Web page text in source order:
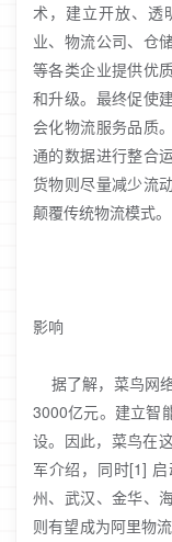
术，建立开放、透
业、物流公司、仓
等各类企业提供优
和升级。最终促使
会化物流服务品质
通的数据进行整合
货物则尽量减少流
颠覆传统物流模式。
影响
据了解，菜鸟网
3000亿元。建立智
设。因此，菜鸟在
军介绍，同时[1]
州、武汉、金华、
则有望成为阿里物